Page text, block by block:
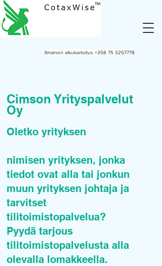
Ilmainen alkukartoitus +358 75 3257778
Cimson Yrityspalvelut
Oy
Oletko yrityksen
nimisen yrityksen, jonka
tiedot ovat alla tai jonkun
muun yrityksen johtaja ja
tarvitset
tilitoimistopalvelua?
Pyydä tarjous
tilitoimistopalvelusta alla
olevalla lomakkeella.